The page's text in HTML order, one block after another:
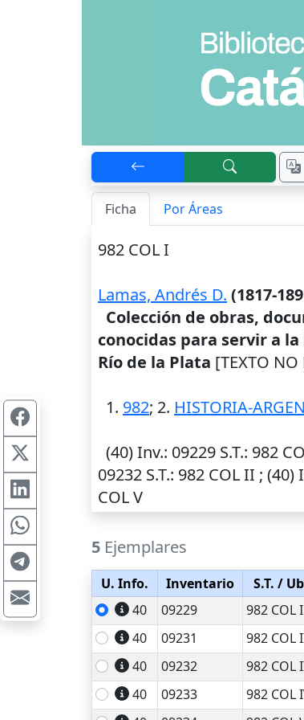
Ficha Por Áreas
982 COL I
Lamas, Andrés D. (1817-
Colección de obras,
conocidas para servir a
Río de la Plata [TEXTO NO
1. 982; 2. HISTORIA-
(40)Inv.: 09229 S.T.: 982
09232 S.T.: 982 COL II ; (40)
COL V
5 Ejemplares
U. Info. Inventario S.T. /
40
09229 982 COL I
40
09231 982 COL
40
09232 982 COL
40
09233 982 COL